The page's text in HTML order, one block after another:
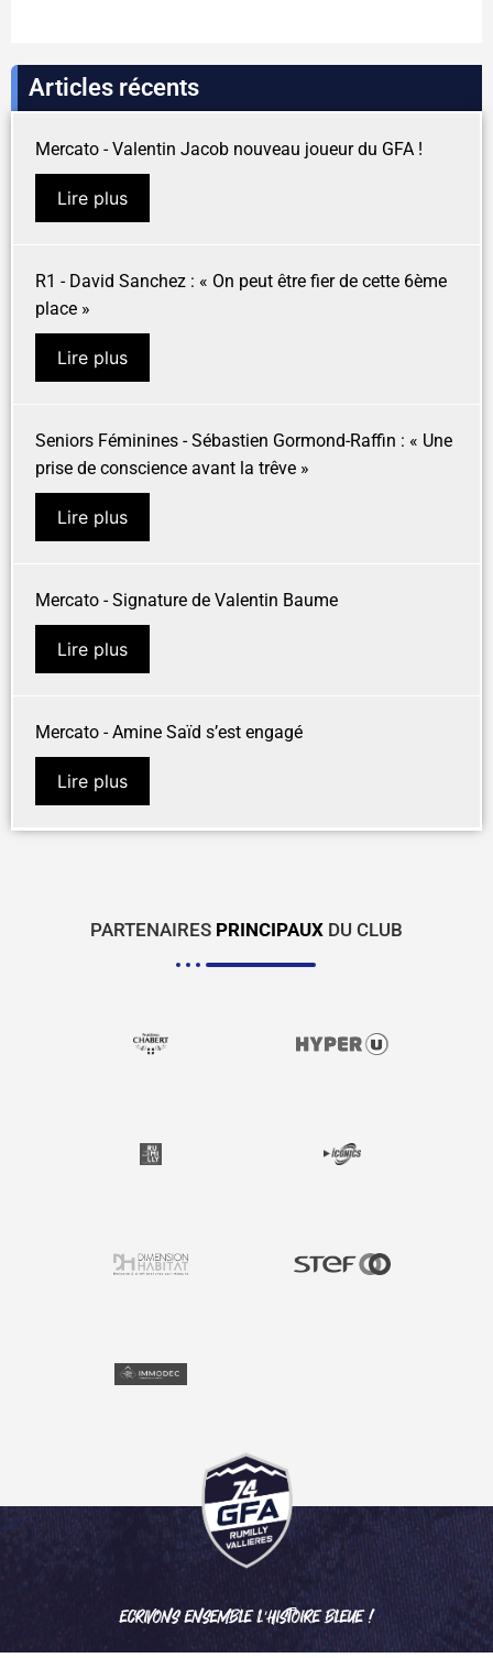
Articles récents
Mercato - Valentin Jacob nouveau joueur du GFA !
Lire plus
R1 - David Sanchez : « On peut être fier de cette 6ème
place »
Lire plus
Seniors Féminines - Sébastien Gormond-Raffin : « Une
prise de conscience avant la trêve »
Lire plus
Mercato - Signature de Valentin Baume
Lire plus
Mercato - Amine Saïd s’est engagé
Lire plus
PARTENAIRES PRINCIPAUX DU CLUB
ECRIVONS ENSEMBLE L'HISTOIRE BLEUE !